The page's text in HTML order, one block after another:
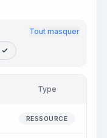
Tout masquer
Type
RESSOURCE